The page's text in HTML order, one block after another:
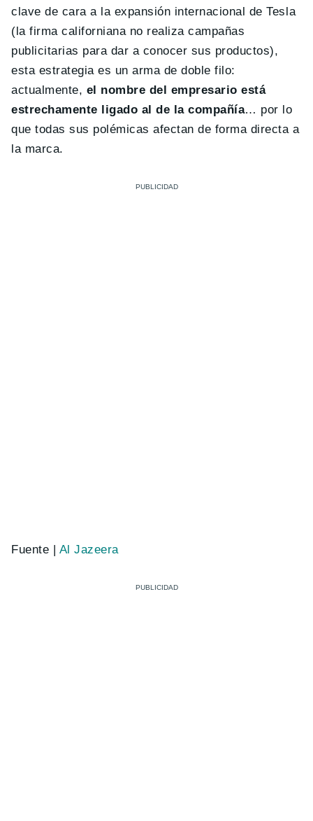
clave de cara a la expansión internacional de Tesla
(la firma californiana no realiza campañas
publicitarias para dar a conocer sus productos),
esta estrategia es un arma de doble filo:
actualmente, el nombre del empresario está
estrechamente ligado al de la compañía… por lo
que todas sus polémicas afectan de forma directa a
la marca.
Fuente | Al Jazeera